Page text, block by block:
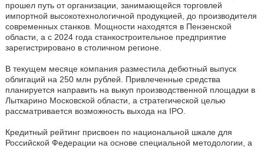
прошел путь от организации, занимающейся торговлей
импортной высокотехнологичной продукцией, до производителя
современных станков. Мощности находятся в Пензенской
области, а с 2024 года станкостроительное предприятие
зарегистрировано в столичном регионе.
В текущем месяце компания разместила дебютный выпуск
облигаций на 250 млн рублей. Привлеченные средства
планируется направить на выкуп производственной площадки в
Лыткарино Московской области, а стратегической целью
рассматривается возможность выхода на IPO.
Кредитный рейтинг присвоен по национальной шкале для
Российской Федерации на основе специальной методологии, а